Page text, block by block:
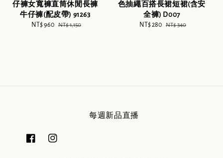
仔褲女寬褲直筒休閒長褲
牛仔褲(配皮帶) 91263
Sale
NT$ 960 Regular
NT$ 1,150
色抽繩百搭長裙短裙(含安
全褲) D007
Sale
NT$ 280 Regular
NT$ 340
每週新品直播